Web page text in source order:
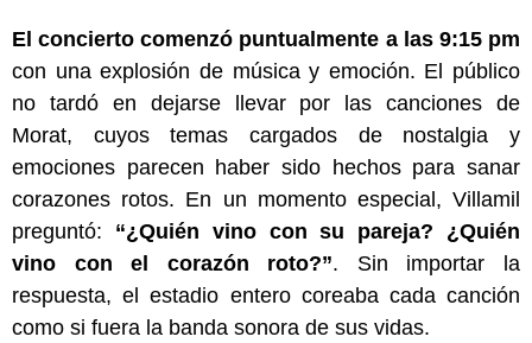
El concierto comenzó puntualmente a las 9:15 pm
con una explosión de música y emoción. El público
no tardó en dejarse llevar por las canciones de
Morat, cuyos temas cargados de nostalgia y
emociones parecen haber sido hechos para sanar
corazones rotos. En un momento especial, Villamil
preguntó: “¿Quién vino con su pareja? ¿Quién
vino con el corazón roto?”. Sin importar la
respuesta, el estadio entero coreaba cada canción
como si fuera la banda sonora de sus vidas.